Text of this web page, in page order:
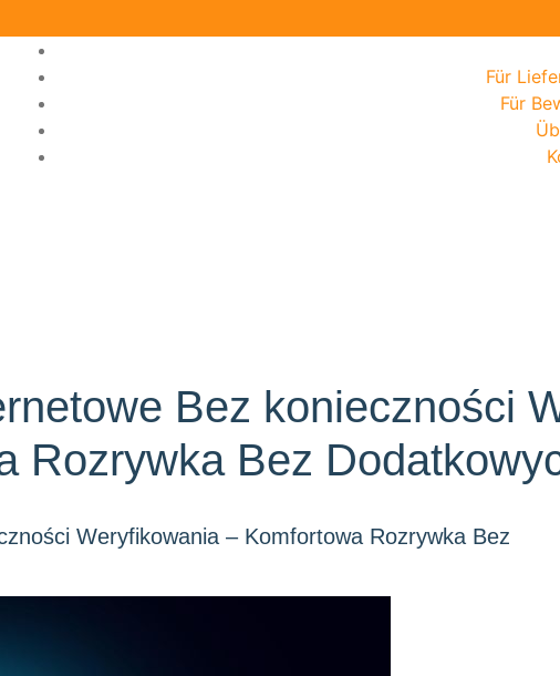
Für
Für
Bez konieczności
Rozrywka Bez
Weryfikowania – Komfortowa Rozrywka Bez